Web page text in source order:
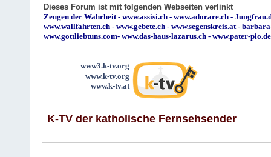
Dieses Forum ist mit folgenden Webseiten verlinkt
Zeugen der Wahrheit - www.assisi.ch - www.adorare.ch -
www.wallfahrten.ch - www.gebete.ch - www.segenskreis.at -
www.gottliebtuns.com- www.das-haus-lazarus.ch - www.pater-pio.de
www3.k-tv.org
www.k-tv.org
www.k-tv.at
K-TV der katholische Fernsehsender